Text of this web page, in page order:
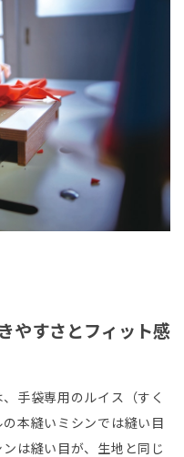
やすさとフィット感
手袋専用のルイス（すく
本縫いミシンでは縫い目
は縫い目が、生地と同じ